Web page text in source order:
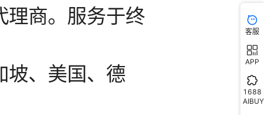
客服
APP
1688
AIBUY